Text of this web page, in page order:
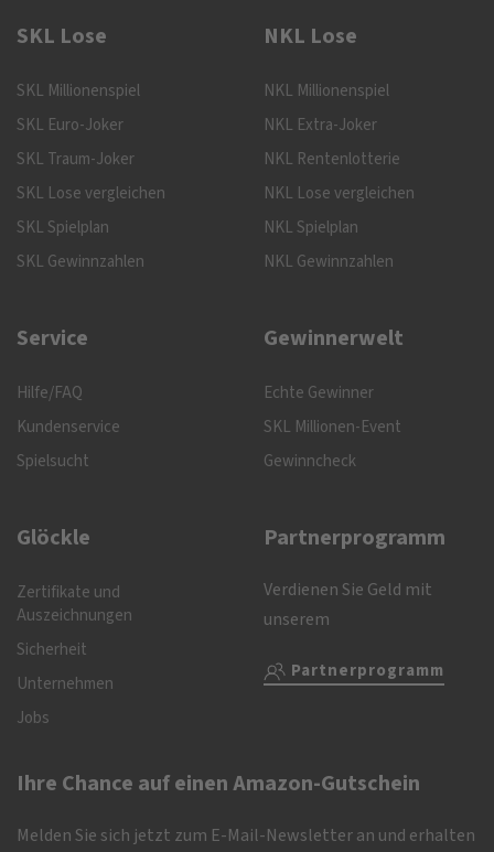
SKL Lose
SKL Millionenspiel
SKL Euro-Joker
SKL Traum-Joker
SKL Lose vergleichen
SKL Spielplan
SKL Gewinnzahlen
Service
Hilfe/FAQ
Kundenservice
Spielsucht
Glöckle
Zertifikate und
Auszeichnungen
Sicherheit
Unternehmen
Jobs
NKL Lose
NKL Millionenspiel
NKL Extra-Joker
NKL Rentenlotterie
NKL Lose vergleichen
NKL Spielplan
NKL Gewinnzahlen
Gewinnerwelt
Echte Gewinner
SKL Millionen-Event
Gewinncheck
Partnerprogramm
Verdienen Sie Geld mit
unserem
Partnerprogramm
Ihre Chance auf einen Amazon-Gutschein
Melden Sie sich jetzt zum E-Mail-Newsletter an und erhalten